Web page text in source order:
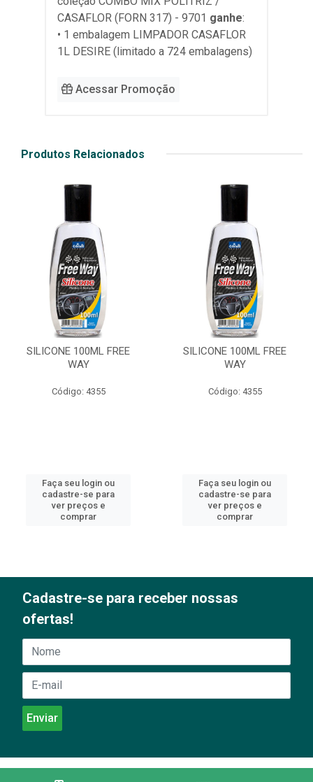
CASAFLOR (FORN 317) - 9701 ganhe:
• 1 embalagem LIMPADOR CASAFLOR
1L DESIRE (limitado a 724 embalagens)
Acessar Promoção
Produtos Relacionados
SILICONE 100ML FREE
WAY
Código: 4355
Faça seu login ou
cadastre-se para
ver preços e
comprar
SILICONE 100ML FREE
WAY
Código: 4355
Faça seu login ou
cadastre-se para
ver preços e
comprar
Cadastre-se para receber nossas
ofertas!